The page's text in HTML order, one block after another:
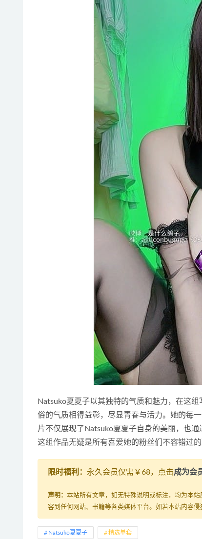
Natsuko夏夏子以其独特的气质和魅力，在这
俗的气质相得益彰，尽显青春与活力。她的每
片不仅展现了Natsuko夏夏子自身的美丽，也
这组作品无疑是所有喜爱她的粉丝们不容错过的
限时福利： 永久会员仅需￥68，点击成为会
声明： 本站所有文章，如无特殊说明或标注，均为本
容到任何网站、书籍等各类媒体平台。如若本站内容
Natsuko夏夏子 精选单套